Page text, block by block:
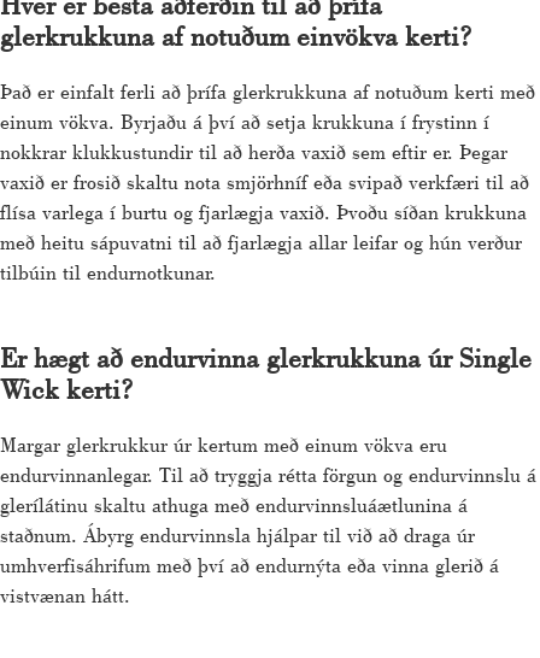
glerkrukkuna af notuðum einvökva kerti?
Það er einfalt ferli að þrífa glerkrukkuna af notuðum kerti með
einum vökva. Byrjaðu á því að setja krukkuna í frystinn í
nokkrar klukkustundir til að herða vaxið sem eftir er. Þegar
vaxið er frosið skaltu nota smjörhníf eða svipað verkfæri til að
flísa varlega í burtu og fjarlægja vaxið. Þvoðu síðan krukkuna
með heitu sápuvatni til að fjarlægja allar leifar og hún verður
tilbúin til endurnotkunar.
Er hægt að endurvinna glerkrukkuna úr Single
Wick kerti?
Margar glerkrukkur úr kertum með einum vökva eru
endurvinnanlegar. Til að tryggja rétta förgun og endurvinnslu á
glerílátinu skaltu athuga með endurvinnsluáætlunina á
staðnum. Ábyrg endurvinnsla hjálpar til við að draga úr
umhverfisáhrifum með því að endurnýta eða vinna glerið á
vistvænan hátt.